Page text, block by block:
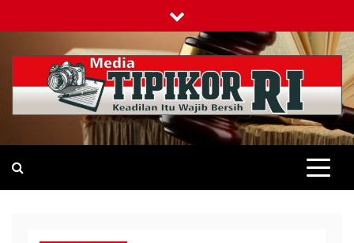
to
content
Tipikor-ri-online.my.id
Keadilan Itu Wajib Bersih